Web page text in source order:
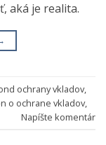
aká je realita.
ochrany vkladov,
o ochrane vkladov,
Napíšte komentár